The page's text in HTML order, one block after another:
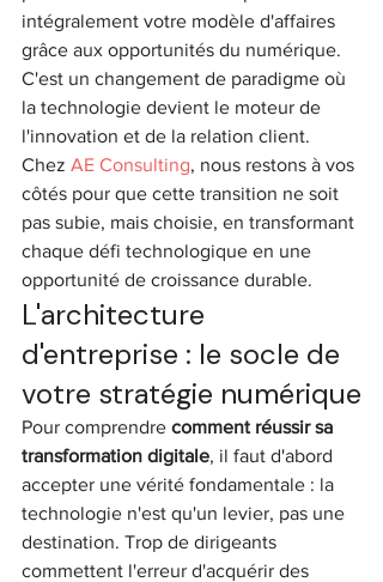
intégralement votre modèle d'affaires
grâce aux opportunités du numérique.
C'est un changement de paradigme où
la technologie devient le moteur de
l'innovation et de la relation client.
Chez AE Consulting, nous restons à vos
côtés pour que cette transition ne soit
pas subie, mais choisie, en transformant
chaque défi technologique en une
opportunité de croissance durable.
L'architecture
d'entreprise : le socle de
votre stratégie numérique
Pour comprendre comment réussir sa
transformation digitale, il faut d'abord
accepter une vérité fondamentale : la
technologie n'est qu'un levier, pas une
destination. Trop de dirigeants
commettent l'erreur d'acquérir des